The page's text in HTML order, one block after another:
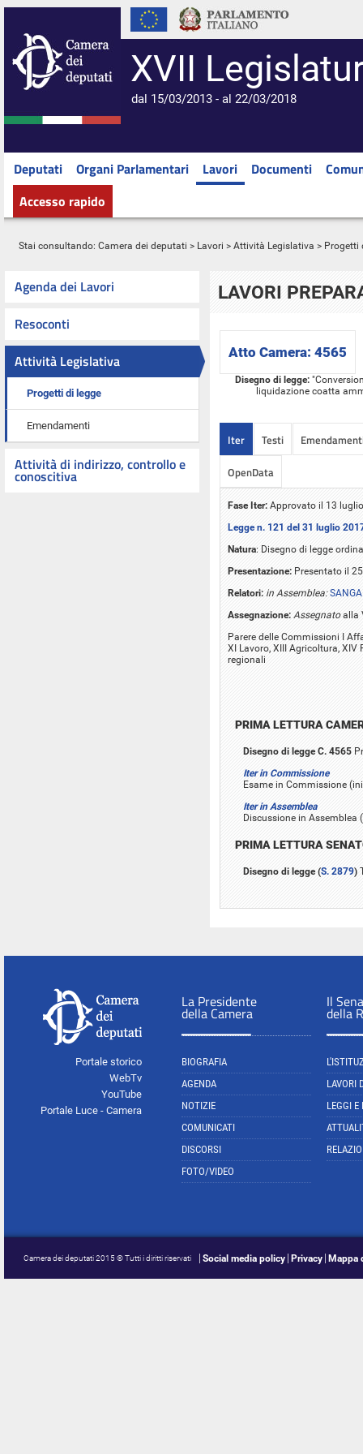
XVII
dal 15/03/2013 - al 22/03/2018
Deputati Organi Parlamentari Lavori Documenti
Accesso rapido
Stai consultando: Camera dei deputati > Lavori > Attività Legislativa > Progetti
Agenda dei Lavori
Resoconti
Attività Legislativa
Progetti di legge
Emendamenti
Attività di indirizzo, controllo e
conoscitiva
LAVORI
Atto Camera: 4565
Disegno di legge:
liquidazione coatta
Iter Testi
OpenData
Fase Iter: Approvato il 13
Legge n. 121 del 31 luglio
Natura: Disegno di legge
Presentazione: Presentato il
Relatori: in Assemblea:
Assegnazione: Assegnatoalla
Parere delle Commissioni I
XI Lavoro, XIII Agricoltura,
regionali
PRIMA LETTURA
Disegno di legge C. 4565
Iter in Commissione
Esame in Commissione
Iter in Assemblea
Discussione in
PRIMA LETTURA
Disegno di legge (S. 2879)
Portale storico
WebTv
YouTube
Portale Luce - Camera
La Presidente
della Camera
BIOGRAFIA
AGENDA
NOTIZIE
COMUNICATI
DISCORSI
FOTO/VIDEO
Il
della
LAVORI
LEGGI E
Camera dei deputati 2015 © Tutti i diritti riservati Social media policy Privacy Mappa